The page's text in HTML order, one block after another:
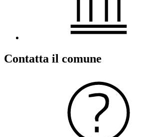
Contatta il comune